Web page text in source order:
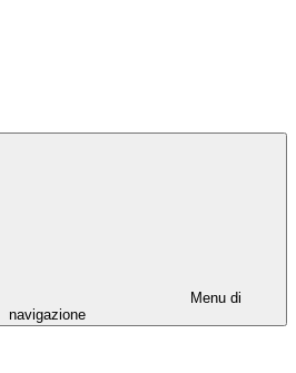
Menu di
navigazione